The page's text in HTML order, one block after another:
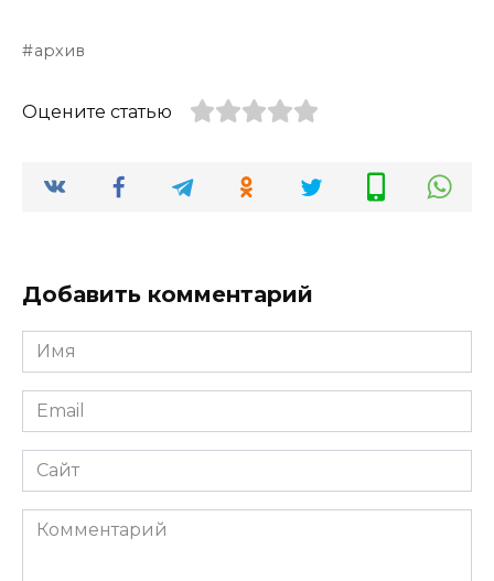
архив
Оцените статью
Добавить комментарий
Имя
*
Email
*
Сайт
Комментарий